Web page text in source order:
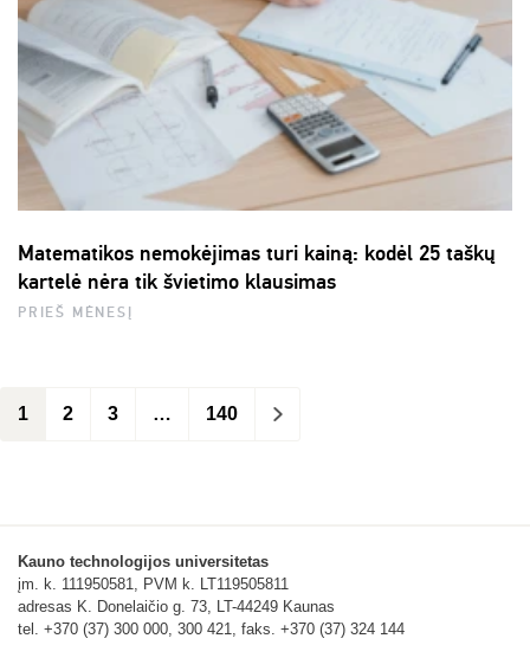
Matematikos nemokėjimas turi kainą: kodėl 25 taškų
kartelė nėra tik švietimo klausimas
PRIEŠ MĖNESĮ
1 2 3 … 140 >
Kauno technologijos universitetas
įm. k. 111950581, PVM k. LT119505811
adresas K. Donelaičio g. 73, LT-44249 Kaunas
tel. +370 (37) 300 000, 300 421, faks. +370 (37) 324 144